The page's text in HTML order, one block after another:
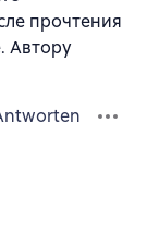
прочтения
Автору